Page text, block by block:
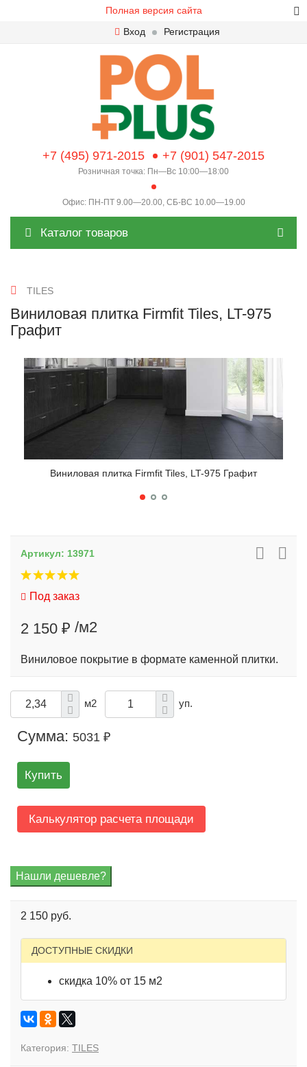
Полная версия сайта
Вход
Регистрация
+7 (495) 971-2015 +7 (901) 547-2015
Розничная точка: Пн—Вс 10:00—18:00
Офис: ПН-ПТ 9.00—20.00, СБ-ВС 10.00—19.00
Каталог товаров
TILES
Виниловая плитка Firmfit Tiles, LT-975
Графит
Виниловая плитка Firmfit Tiles, LT-975 Графит
Артикул: 13971
Под заказ
2 150 ₽ /м2
Виниловое покрытие в формате каменной плитки.
м2 уп.
Сумма: 5031 ₽
Купить
Калькулятор расчета площади
2 150 руб.
ДОСТУПНЫЕ СКИДКИ
скидка 10% от 15 м2
Категория: TILES